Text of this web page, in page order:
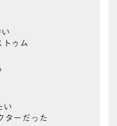
トゥム
い
ターだった